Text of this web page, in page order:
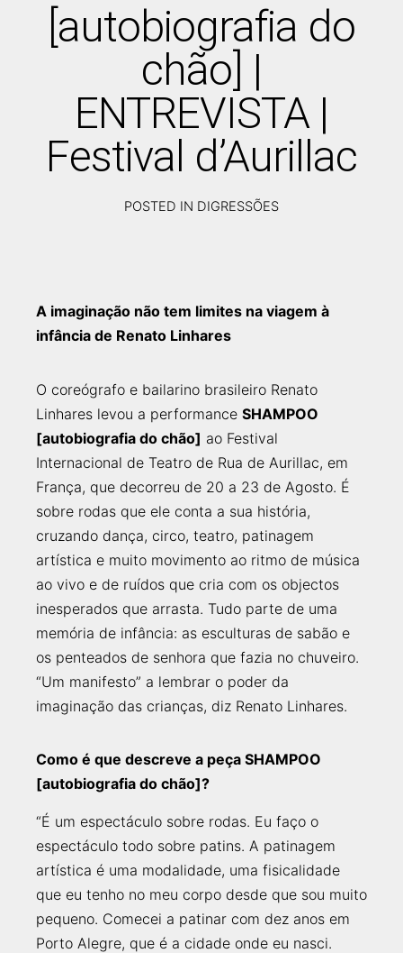
[autobiografia do
chão] |
ENTREVISTA |
Festival d’Aurillac
POSTED IN DIGRESSÕES
A imaginação não tem limites na viagem à
infância de Renato Linhares
O coreógrafo e bailarino brasileiro Renato
Linhares levou a performance SHAMPOO
[autobiografia do chão] ao Festival
Internacional de Teatro de Rua de Aurillac, em
França, que decorreu de 20 a 23 de Agosto. É
sobre rodas que ele conta a sua história,
cruzando dança, circo, teatro, patinagem
artística e muito movimento ao ritmo de música
ao vivo e de ruídos que cria com os objectos
inesperados que arrasta. Tudo parte de uma
memória de infância: as esculturas de sabão e
os penteados de senhora que fazia no chuveiro.
“Um manifesto” a lembrar o poder da
imaginação das crianças, diz Renato Linhares.
Como é que descreve a peça SHAMPOO
[autobiografia do chão]?
“É um espectáculo sobre rodas. Eu faço o
espectáculo todo sobre patins. A patinagem
artística é uma modalidade, uma fisicalidade
que eu tenho no meu corpo desde que sou muito
pequeno. Comecei a patinar com dez anos em
Porto Alegre, que é a cidade onde eu nasci.